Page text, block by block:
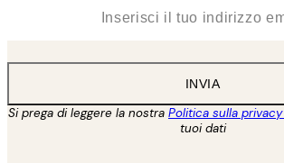
INVIA
Si prega di leggere la nostra Politica sulla privacy
tuoi dati